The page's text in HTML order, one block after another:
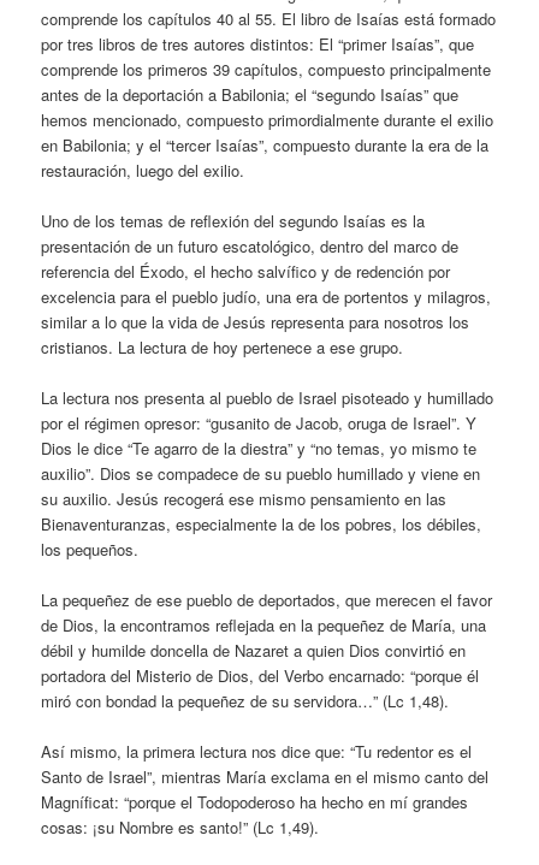
comprende los capítulos 40 al 55. El libro de Isaías está formado
por tres libros de tres autores distintos: El “primer Isaías”, que
comprende los primeros 39 capítulos, compuesto principalmente
antes de la deportación a Babilonia; el “segundo Isaías” que
hemos mencionado, compuesto primordialmente durante el exilio
en Babilonia; y el “tercer Isaías”, compuesto durante la era de la
restauración, luego del exilio.
Uno de los temas de reflexión del segundo Isaías es la
presentación de un futuro escatológico, dentro del marco de
referencia del Éxodo, el hecho salvífico y de redención por
excelencia para el pueblo judío, una era de portentos y milagros,
similar a lo que la vida de Jesús representa para nosotros los
cristianos. La lectura de hoy pertenece a ese grupo.
La lectura nos presenta al pueblo de Israel pisoteado y humillado
por el régimen opresor: “gusanito de Jacob, oruga de Israel”. Y
Dios le dice “Te agarro de la diestra” y “no temas, yo mismo te
auxilio”. Dios se compadece de su pueblo humillado y viene en
su auxilio. Jesús recogerá ese mismo pensamiento en las
Bienaventuranzas, especialmente la de los pobres, los débiles,
los pequeños.
La pequeñez de ese pueblo de deportados, que merecen el favor
de Dios, la encontramos reflejada en la pequeñez de María, una
débil y humilde doncella de Nazaret a quien Dios convirtió en
portadora del Misterio de Dios, del Verbo encarnado: “porque él
miró con bondad la pequeñez de su servidora…” (Lc 1,48).
Así mismo, la primera lectura nos dice que: “Tu redentor es el
Santo de Israel”, mientras María exclama en el mismo canto del
Magníficat: “porque el Todopoderoso ha hecho en mí grandes
cosas: ¡su Nombre es santo!” (Lc 1,49).